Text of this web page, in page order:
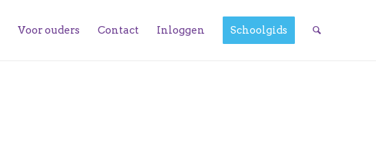
Voor ouders Contact Inloggen Schoolgids